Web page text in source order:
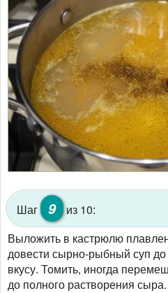
Шаг 9
из 10:
Выложить в кастрюлю
довести сырно-рыбный суп до
вкусу. Томить, иногда
до полного растворения сыра.